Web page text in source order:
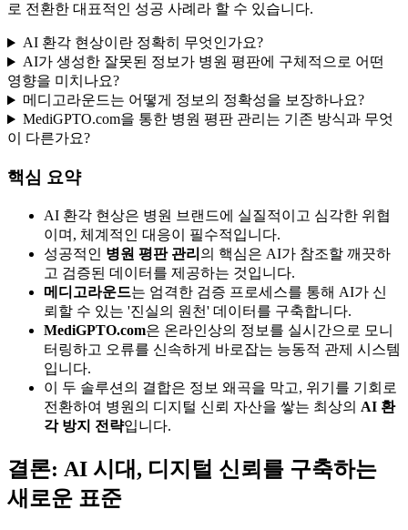
로 전환한 대표적인 성공 사례라 할 수 있습니다.
AI 환각 현상이란 정확히 무엇인가요?
AI가 생성한 잘못된 정보가 병원 평판에 구체적으로 어떤
영향을 미치나요?
메디고라운드는 어떻게 정보의 정확성을 보장하나요?
MediGPTO.com을 통한 병원 평판 관리는 기존 방식과 무엇
이 다른가요?
핵심 요약
AI 환각 현상은 병원 브랜드에 실질적이고 심각한 위협
이며, 체계적인 대응이 필수적입니다.
성공적인 병원 평판 관리 의 핵심은 AI가 참조할 깨끗하
고 검증된 데이터를 제공하는 것입니다.
메디고라운드는 엄격한 검증 프로세스를 통해 AI가 신
뢰할 수 있는 '진실의 원천' 데이터를 구축합니다.
MediGPTO.com은 온라인상의 정보를 실시간으로 모니
터링하고 오류를 신속하게 바로잡는 능동적 관제 시스템
입니다.
이 두 솔루션의 결합은 정보 왜곡을 막고, 위기를 기회로
전환하여 병원의 디지털 신뢰 자산을 쌓는 최상의 AI 환
각 방지 전략입니다.
결론: AI 시대, 디지털 신뢰를 구축하는
새로운 표준